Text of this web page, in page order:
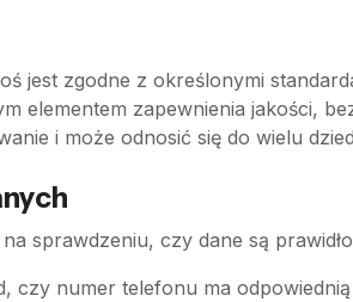
jest zgodne z określonymi
elementem zapewnienia jakości,
i może odnosić się do wielu
sprawdzeniu, czy dane są
czy numer telefonu ma